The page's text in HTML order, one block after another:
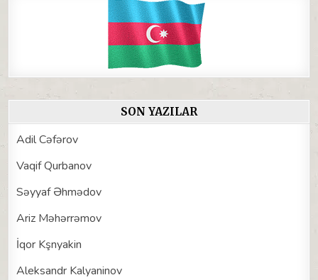
SON YAZILAR
Adil Cəfərov
Vaqif Qurbanov
Səyyaf Əhmədov
Ariz Məhərrəmov
İqor Kşnyakin
Aleksandr Kalyaninov